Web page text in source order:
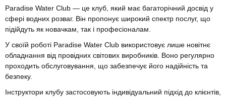
Paradise Water Club — це клуб, який має багаторічний досвід у
сфері водних розваг. Він пропонує широкий спектр послуг, що
підійдуть як новачкам, так і професіоналам.
У своїй роботі Paradise Water Club використовує лише новітнє
обладнання від провідних світових виробників. Воно регулярно
проходить обслуговування, що забезпечує його надійність та
безпеку.
Інструктори клубу застосовують індивідуальний підхід до клієнтів,